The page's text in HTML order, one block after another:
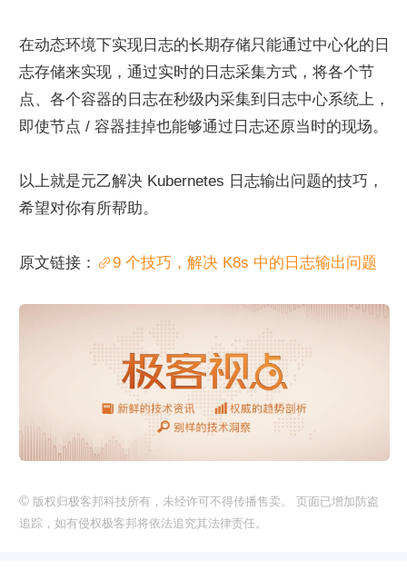
在动态环境下实现日志的长期存储只能通过中心化的日
志存储来实现，通过实时的日志采集方式，将各个节
点、各个容器的日志在秒级内采集到日志中心系统上，
即使节点 / 容器挂掉也能够通过日志还原当时的现场。
以上就是元乙解决 Kubernetes 日志输出问题的技巧，
希望对你有所帮助。
原文链接： 9 个技巧，解决 K8s 中的日志输出问题
© 版权归极客邦科技所有，未经许可不得传播售卖。 页面已增加防盗
追踪，如有侵权极客邦将依法追究其法律责任。